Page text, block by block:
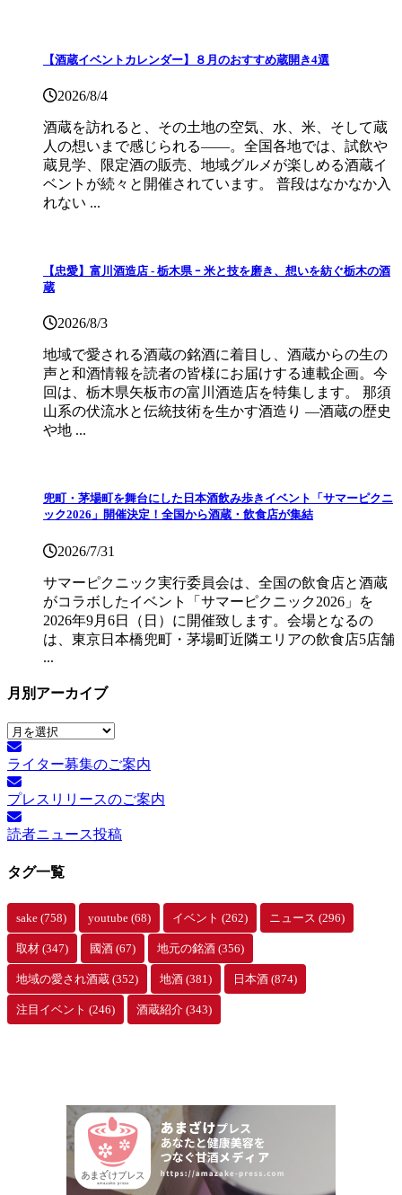
【酒蔵イベントカレンダー】８月のおすすめ蔵開き4選
2026/8/4
酒蔵を訪れると、その土地の空気、水、米、そして蔵
人の想いまで感じられる——。全国各地では、試飲や
蔵見学、限定酒の販売、地域グルメが楽しめる酒蔵イ
ベントが続々と開催されています。 普段はなかなか入
れない ...
【忠愛】富川酒造店 ‐ 栃木県 ｰ 米と技を磨き、想いを紡ぐ栃木の酒
蔵
2026/8/3
地域で愛される酒蔵の銘酒に着目し、酒蔵からの生の
声と和酒情報を読者の皆様にお届けする連載企画。今
回は、栃木県矢板市の富川酒造店を特集します。 那須
山系の伏流水と伝統技術を生かす酒造り ―酒蔵の歴史
や地 ...
兜町・茅場町を舞台にした日本酒飲み歩きイベント「サマーピクニ
ック2026」開催決定！全国から酒蔵・飲食店が集結
2026/7/31
サマーピクニック実⾏委員会は、全国の飲⾷店と酒蔵
がコラボしたイベント「サマーピクニック2026」を
2026年9月6日（日）に開催致します。会場となるの
は、東京日本橋兜町・茅場町近隣エリアの飲食店5店舗
...
月別アーカイブ
月
別
ア
ー
カ
イ
ブ
ライター募集のご案内
プレスリリースのご案内
読者ニュース投稿
タグ一覧
sake (758) youtube (68) イベント (262) ニュース (296)
取材 (347) 國酒 (67) 地元の銘酒 (356)
地域の愛され酒蔵 (352) 地酒 (381) 日本酒 (874)
注目イベント (246) 酒蔵紹介 (343)